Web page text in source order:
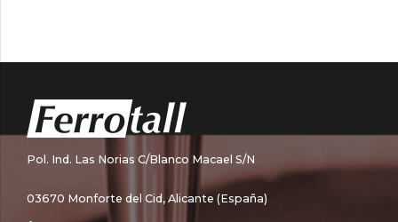
Pol. Ind. Las Norias C/Blanco Macael S/N
03670 Monforte del Cid, Alicante (España)